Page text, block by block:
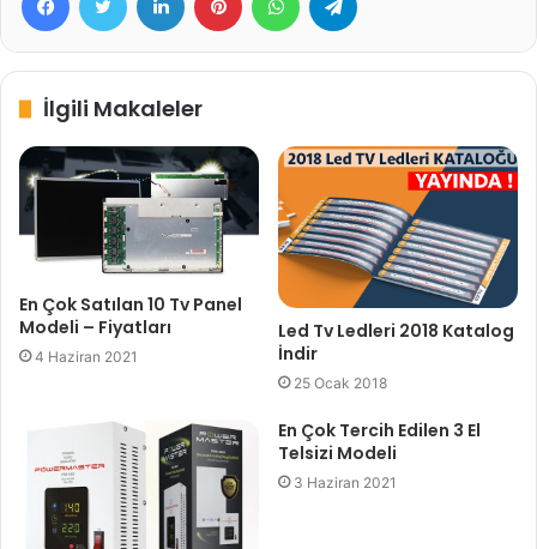
İlgili Makaleler
En Çok Satılan 10 Tv Panel
Modeli – Fiyatları
4 Haziran 2021
Led Tv Ledleri 2018 Katalog
İndir
25 Ocak 2018
En Çok Tercih Edilen 3 El
Telsizi Modeli
3 Haziran 2021